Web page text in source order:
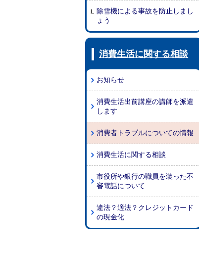
除雪機による事故を防止しまし
ょう
消費生活に関する相談
お知らせ
消費生活出前講座の講師を派遣
します
消費者トラブルについての情報
消費生活に関する相談
市役所や銀行の職員を装った不
審電話について
違法？適法？クレジットカード
の現金化